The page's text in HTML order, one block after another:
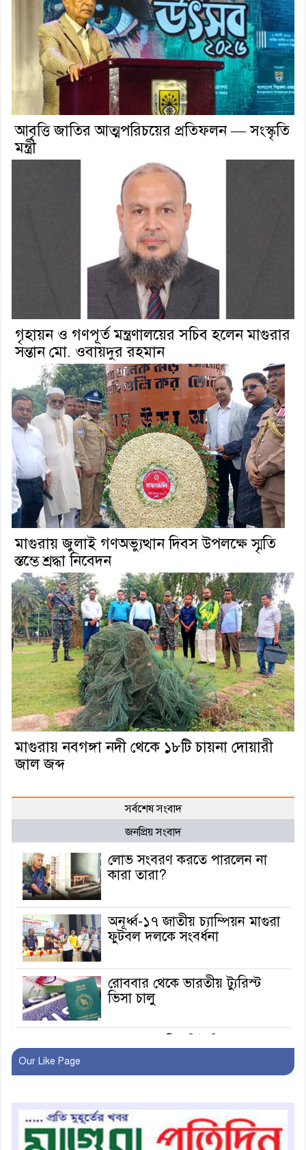
আবৃত্তি জাতির আত্মপরিচয়ের প্রতিফলন — সংস্কৃতি
মন্ত্রী
গৃহায়ন ও গণপূর্ত মন্ত্রণালয়ের সচিব হলেন মাগুরার
সন্তান মো. ওবায়দুর রহমান
মাগুরায় জুলাই গণঅভ্যুত্থান দিবস উপলক্ষে স্মৃতি
স্তম্ভে শ্রদ্ধা নিবেদন
মাগুরায় নবগঙ্গা নদী থেকে ১৮টি চায়না দোয়ারী
জাল জব্দ
সর্বশেষ সংবাদ
জনপ্রিয় সংবাদ
লোভ সংবরণ করতে পারলেন না
কারা তারা?
অনূর্ধ্ব-১৭ জাতীয় চ্যাম্পিয়ন মাগুরা
ফুটবল দলকে সংবর্ধনা
রোববার থেকে ভারতীয় ট্যুরিস্ট
ভিসা চালু
অবহিতকরণ
মাগুরায় আ’লীগের প্রতিষ্ঠাবার্ষিকীর
কর্মসূচি প্রতিরোধে বিএনপির
মোটরসাইকেল শোডাউন
Our Like Page